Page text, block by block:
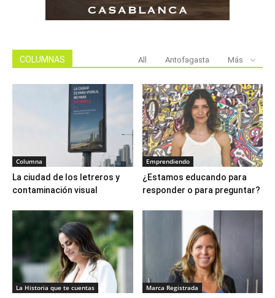
COLUMNAS All Antofagasta Más
Columna
La ciudad de los letreros y
contaminación visual
Emprendiendo
¿Estamos educando para
responder o para preguntar?
La Historia que te cuentas Marca Registrada